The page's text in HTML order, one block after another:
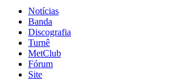
Notícias
Banda
Discografia
Turnê
MetClub
Fórum
Site